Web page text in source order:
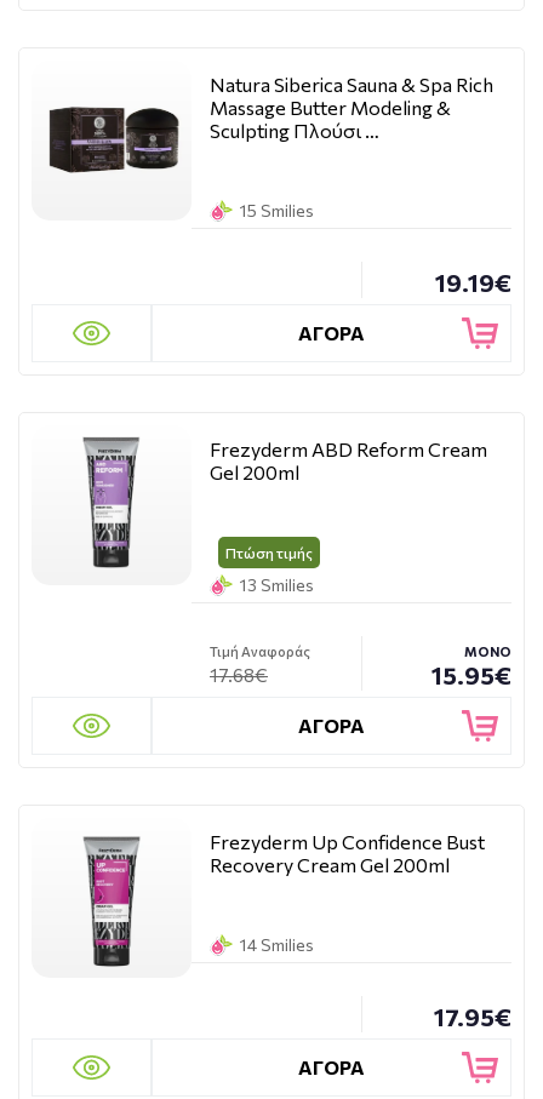
Natura Siberica Sauna & Spa Rich
Massage Butter Modeling &
Sculpting Πλούσι …
15 Smilies
19.19€
ΑΓΟΡΑ
Frezyderm ABD Reform Cream
Gel 200ml
Πτώση τιμής
13 Smilies
Τιμή Αναφοράς
17.68€
ΜΟΝΟ
15.95€
ΑΓΟΡΑ
Frezyderm Up Confidence Bust
Recovery Cream Gel 200ml
14 Smilies
17.95€
ΑΓΟΡΑ